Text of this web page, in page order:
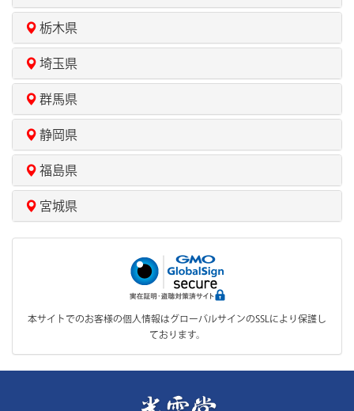
栃木県
埼玉県
群馬県
静岡県
福島県
宮城県
本サイトでのお客様の個人情報はグローバルサインのSSLにより保護し
ております。